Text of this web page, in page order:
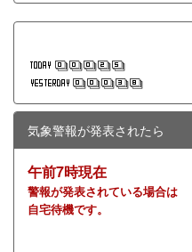
気象警報が発表されたら
午前7時現在
警報が発表されている場合は
自宅待機です。